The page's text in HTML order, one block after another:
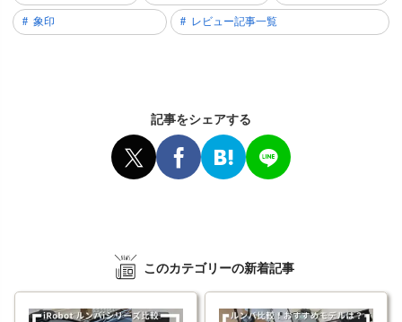
象印 レビュー記事一覧
記事をシェアする
このカテゴリーの新着記事